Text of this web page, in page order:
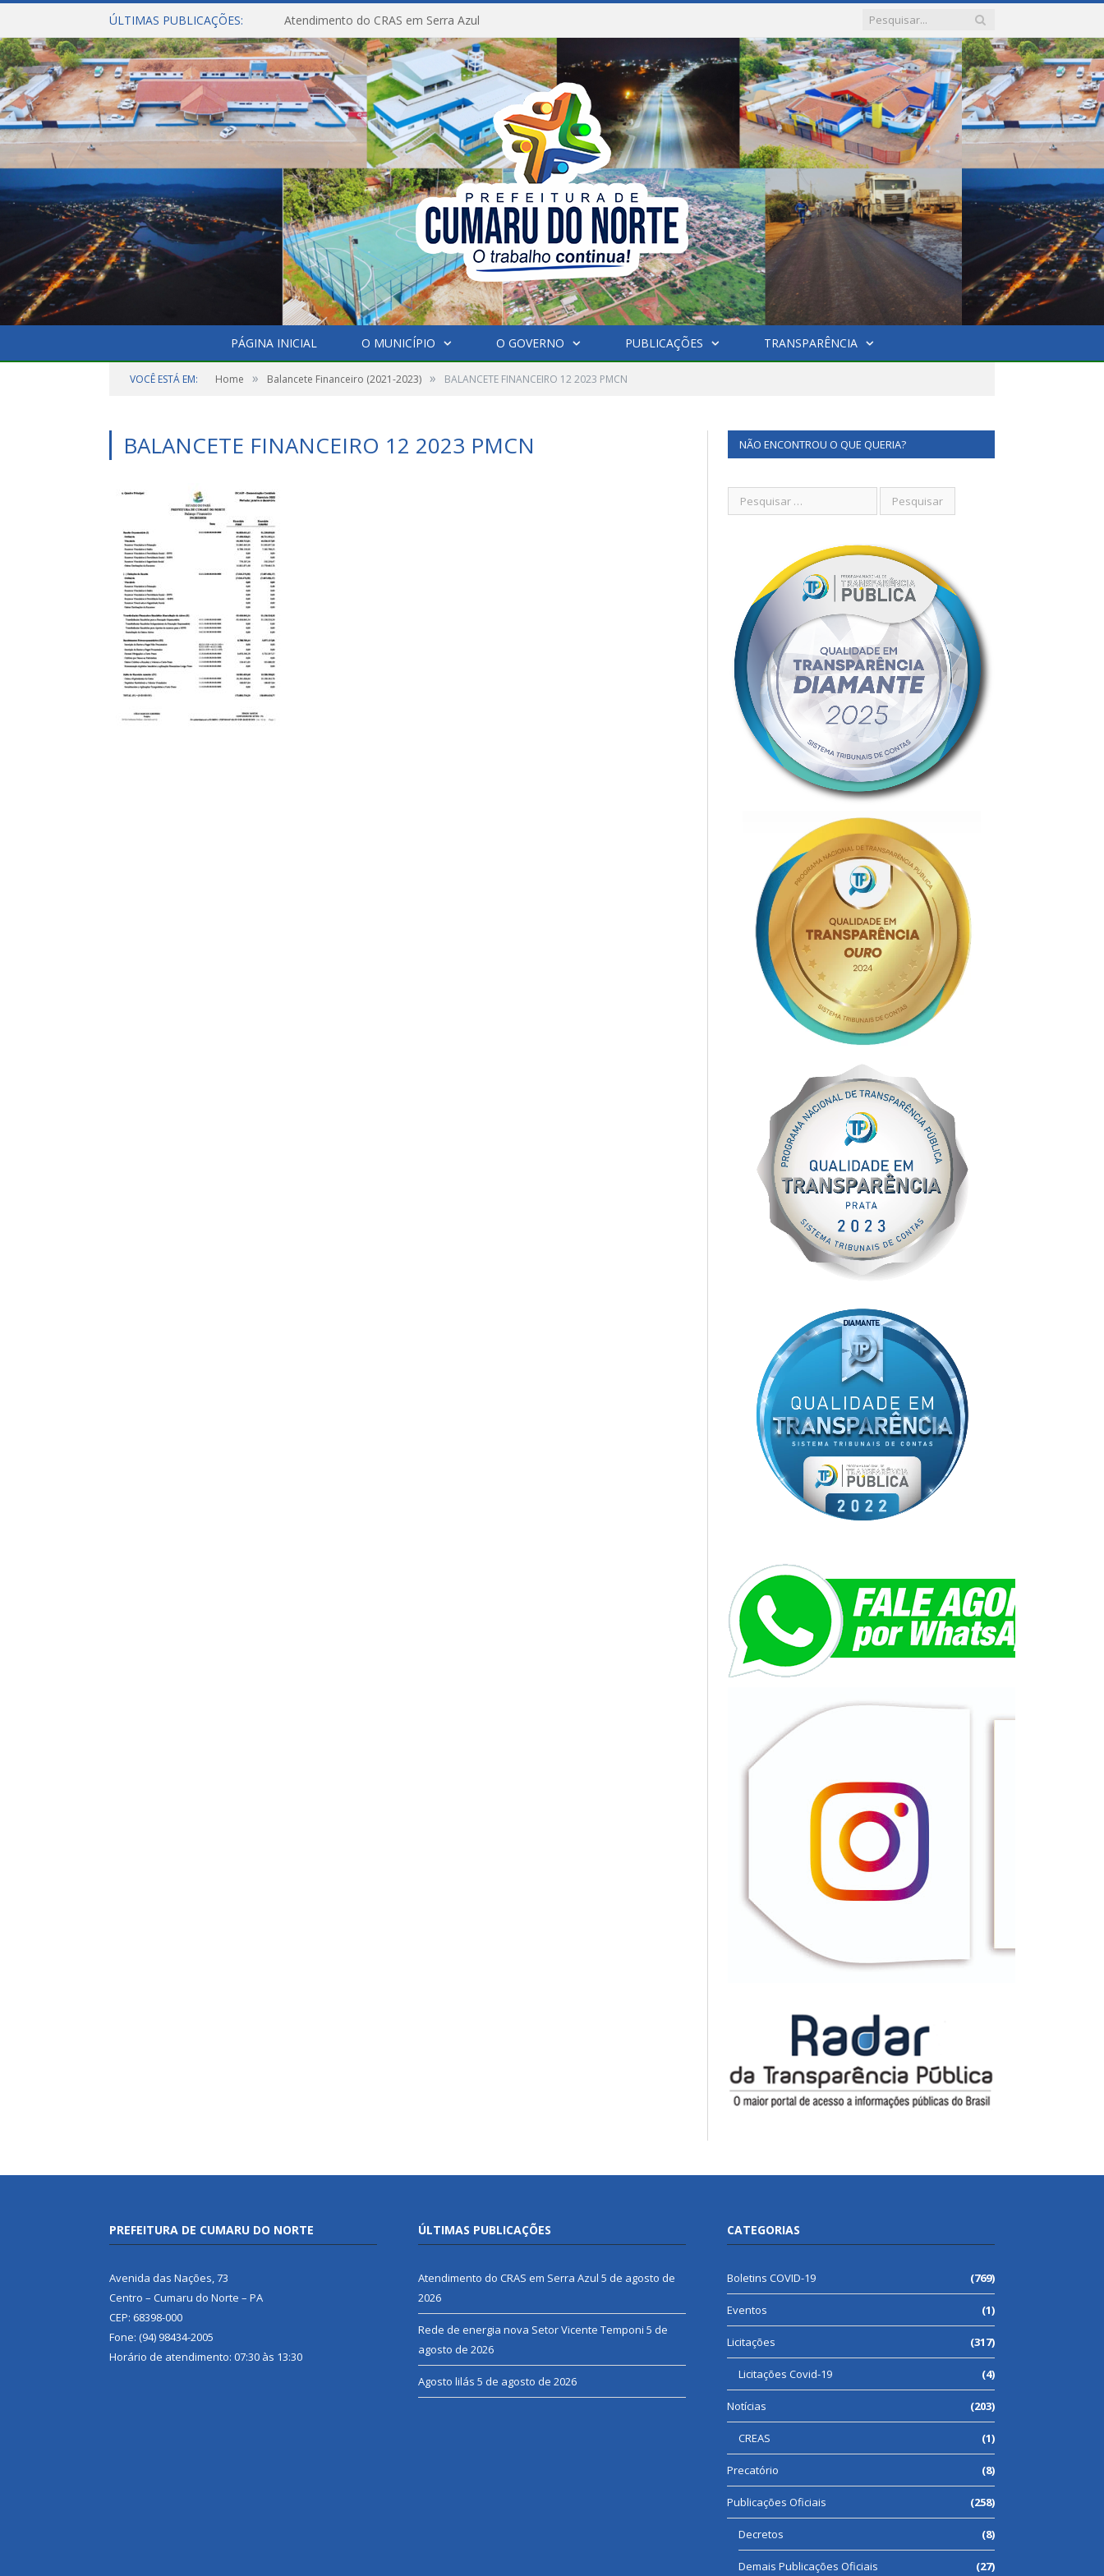
ÚLTIMAS PUBLICAÇÕES: Atendimento do CRAS em Serra Azul
PÁGINA INICIAL O MUNICÍPIO O GOVERNO PUBLICAÇÕES TRANSPARÊNCIA
VOCÊ ESTÁ EM: Home » Balancete Financeiro (2021-2023) » BALANCETE FINANCEIRO 12 2023 PMCN
BALANCETE FINANCEIRO 12 2023 PMCN NÃO ENCONTROU O QUE QUERIA?
PREFEITURA DE CUMARU DO NORTE
Avenida das Nações, 73
Centro – Cumaru do Norte – PA
CEP: 68398-000
Fone: (94) 98434-2005
Horário de atendimento: 07:30 às 13:30
ÚLTIMAS PUBLICAÇÕES
Atendimento do CRAS em Serra Azul 5 de agosto de
2026
Rede de energia nova Setor Vicente Temponi 5 de
agosto de 2026
Agosto lilás 5 de agosto de 2026
CATEGORIAS
Boletins COVID-19 (769)
Eventos (1)
Licitações (317)
Licitações Covid-19 (4)
Notícias (203)
CREAS (1)
Precatório (8)
Publicações Oficiais (258)
Decretos (8)
Demais Publicações Oficiais (27)